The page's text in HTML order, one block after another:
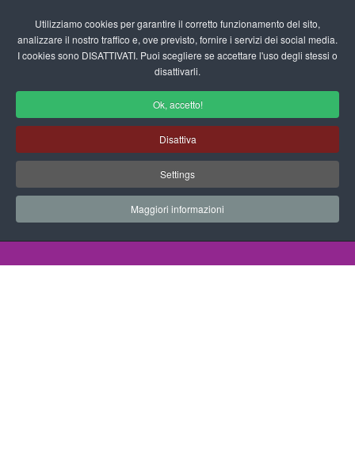
Utilizziamo cookies per garantire il corretto funzionamento del sito,
analizzare il nostro traffico e, ove previsto, fornire i servizi dei social media.
I cookies sono DISATTIVATI. Puoi scegliere se accettare l'uso degli stessi o
disattivarli.
Ok, accetto!
Disattiva
Settings
Maggiori informazioni
fas
Pregrafismo per la Scuola
dell'Infanzia
Schede didattiche - Pregrafismo
Schede Didattiche